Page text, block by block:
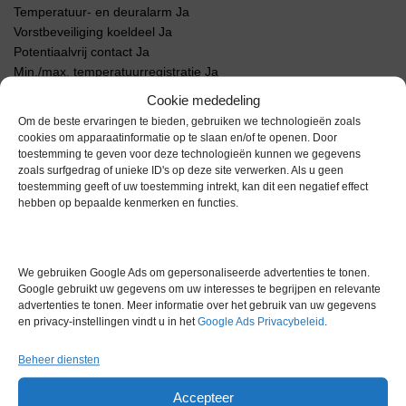
Cookie mededeling
Om de beste ervaringen te bieden, gebruiken we technologieën zoals
cookies om apparaatinformatie op te slaan en/of te openen. Door
toestemming te geven voor deze technologieën kunnen we gegevens
zoals surfgedrag of unieke ID's op deze site verwerken. Als u geen
toestemming geeft of uw toestemming intrekt, kan dit een negatief effect
hebben op bepaalde kenmerken en functies.
We gebruiken Google Ads om gepersonaliseerde advertenties te tonen.
Google gebruikt uw gegevens om uw interesses te begrijpen en relevante
advertenties te tonen. Meer informatie over het gebruik van uw gegevens
en privacy-instellingen vindt u in hetGoogle Ads Privacybeleid .
Beheer diensten
Accepteer
Temperatuur- en deuralarm Ja
Vorstbeveiliging koeldeel Ja
Potentiaalvrij contact Ja
Min./max. temperatuurregistratie Ja
Deurscharniering Rechts, wisselbaar
Extra informatie
Merk Liebherr
Garantie 1 maand